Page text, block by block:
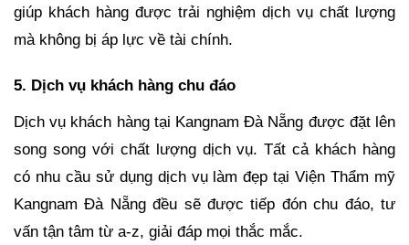
giúp khách hàng được trải nghiệm dịch vụ chất lượng
mà không bị áp lực về tài chính.
5. Dịch vụ khách hàng chu đáo
Dịch vụ khách hàng tại Kangnam Đà Nẵng được đặt lên
song song với chất lượng dịch vụ. Tất cả khách hàng
có nhu cầu sử dụng dịch vụ làm đẹp tại Viện Thẩm mỹ
Kangnam Đà Nẵng đều sẽ được tiếp đón chu đáo, tư
vấn tận tâm từ a-z, giải đáp mọi thắc mắc.